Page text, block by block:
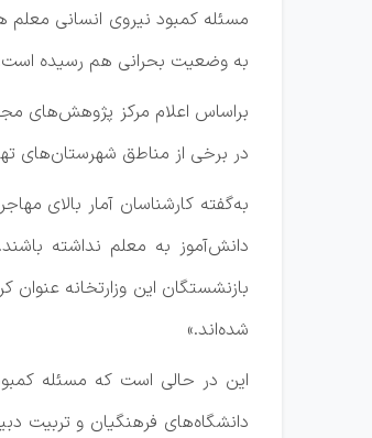
به وضعیت بحرانی هم رسیده
در برخی از مناطق شهرستان‌های تهران تا ۵۷.۴۳ هم رسید و تهران بدترین شاخص و ایلام بهترین شاخص را
به‌گفته کارشناسان آمار بالای
دانش‌آموز به معلم نداشته
شده‌اند.»
این در حالی است که مسئله
دانشگاه‌های فرهنگیان و تربیت